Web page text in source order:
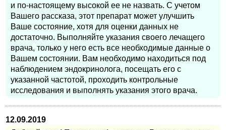
и по-настоящему высокой ее не назвать. С учетом
Вашего рассказа, этот препарат может улучшить
Ваше состояние, хотя для оценки данных не
достаточно. Выполняйте указания своего лечащего
врача, только у него есть все необходимые данные о
Вашем состоянии. Вам необходимо находиться под
наблюдением эндокринолога, посещать его с
указанной частотой, проходить контрольные
исследования и выполнять указания этого врача.
12.09.2019